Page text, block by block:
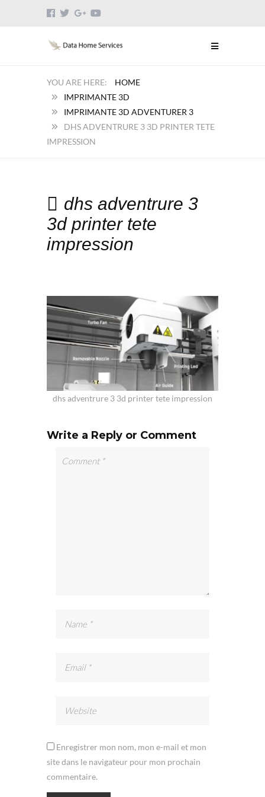
HOME
IMPRIMANTE 3D
IMPRIMANTE 3D ADVENTURER 3
DHS ADVENTRURE 3 3D PRINTER TETE
IMPRESSION
dhs adventrure 3
3d printer tete
impression
dhs adventrure 3 3d printer tete impression
Write a Reply or Comment
Enregistrer mon nom, mon e-mail et mon
site dans le navigateur pour mon prochain
commentaire.